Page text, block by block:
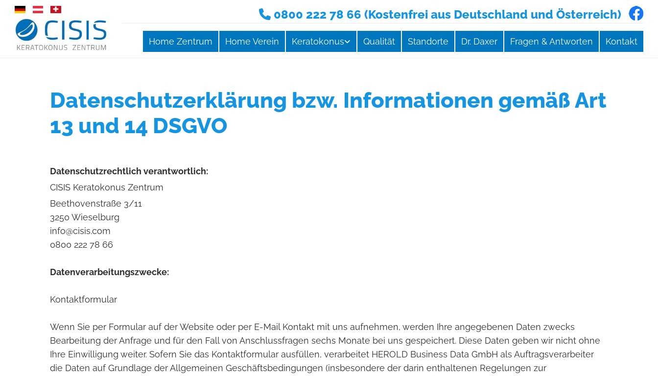
 0800 222 78 66 (Kostenfrei aus Deutschland und Österreich)
Home Zentrum Home Verein Keratokonus Qualität Standorte Dr. Daxer Fragen & Antworten Kontakt
Datenschutzerklärung bzw. Informationen gemäß Art
13 und 14 DSGVO
Datenschutzrechtlich verantwortlich:
CISIS Keratokonus Zentrum
Beethovenstraße 3/11
3250 Wieselburg
info@cisis.com
0800 222 78 66
Datenverarbeitungszwecke:
Kontaktformular
Wenn Sie per Formular auf der Website oder per E-Mail Kontakt mit uns aufnehmen, werden Ihre angegebenen Daten zwecks
Bearbeitung der Anfrage und für den Fall von Anschlussfragen sechs Monate bei uns gespeichert. Diese Daten geben wir nicht ohne
Ihre Einwilligung weiter. Sofern Sie das Kontaktformular ausfüllen, verarbeitet HEROLD Business Data GmbH als Auftragsverarbeiter
die Daten auf Grundlage der Allgemeinen Geschäftsbedingungen (insbesondere der darin enthaltenen Regelungen zur